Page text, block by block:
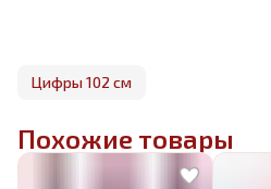
Цифры 102 см
Похожие товары